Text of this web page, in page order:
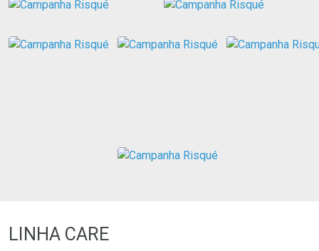
LINHA CARE